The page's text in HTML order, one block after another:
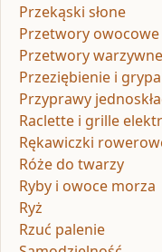
Przekąski słone
Przetwory owocowe
Przetwory warzywne
Przeziębienie i grypa
Przyprawy
Raclette i grille
Rękawiczki
Róże do twarzy
Ryby i owoce morza
Ryż
Rzuć palenie